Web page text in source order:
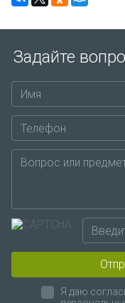
Задайте
Я даю